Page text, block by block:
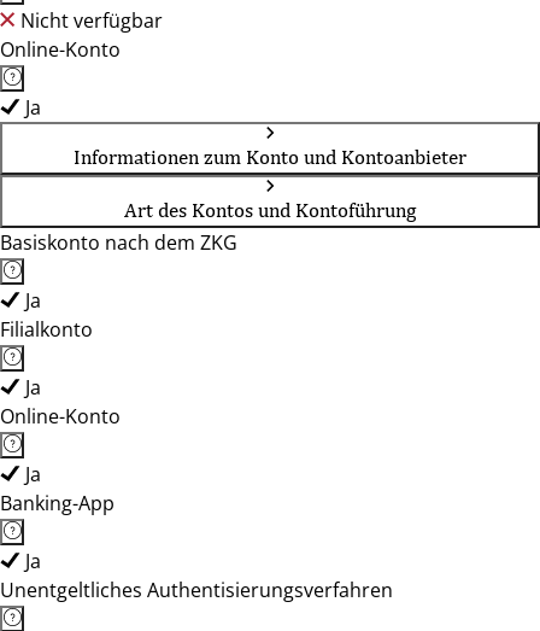
Nicht verfügbar
Online-Konto
Ja
Informationen zum Konto und Kontoanbieter
Art des Kontos und Kontoführung
Basiskonto nach dem ZKG
Ja
Filialkonto
Ja
Online-Konto
Ja
Banking-App
Ja
Unentgeltliches Authentisierungsverfahren